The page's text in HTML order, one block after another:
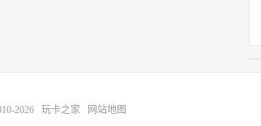
2026 玩卡之家 网站地图